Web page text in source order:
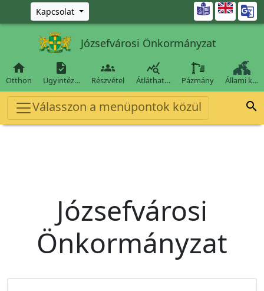
Ugrás a fő tartalomra
Kapcsolat 
Józsefvárosi Önkormányzat

Otthon

Ügyintéz…

Részvétel

Átláthat… Pázmány Állami k…
Válasszon a menüpontok közül 
Józsefvárosi
Önkormányzat